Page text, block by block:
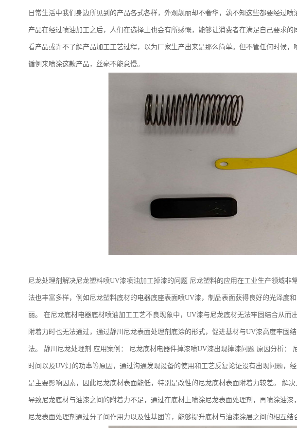
日常生活中我们身边所见到的产品各式各样，外观靓丽却不奢华，孰不知这些都要经过喷
产品在经过喷油加工之后，人们在选择上也会有所感慨，能够让消费者在满足自己要求
看产品或许不了解产品加工工艺过程，以为厂家生产出来是那么简单。但不管任何时候
循例来喷涂这款产品，丝毫不能怠慢。
尼龙处理剂解决尼龙塑料喷UV漆喷油加工掉漆的问题 尼龙塑料的应用在工业生产领域非
法也丰富多样，例如尼龙塑料底材的电器底座表面喷UV漆，制品表面获得良好的光泽度
丽。 在尼龙底材电器底材喷油加工工艺不良现象中，UV漆与尼龙底材无法牢固结合从而
附着力时也无法通过，通过静川尼龙表面处理剂底涂的形式，促进基材与UV漆高度牢固
法。 静川尼龙处理剂 应用案例： 尼龙底材电器件掉漆喷UV漆出现掉漆问题 原因分析：
时间以及UV灯的功率等原因，通过沟通发现设备的使用和工艺反复论证没有出现问题，
是主要影响因素，因此尼龙底材表面能低，特别是改性的尼龙底材表面附着力较差。 解
导致尼龙底材与油漆之间的附着力不足，通过在底材上喷涂尼龙表面处理剂，再喷涂油
尼龙表面处理剂通过分子间作用力以及性基团等，能够提升底材与油漆涂层之间的相互结